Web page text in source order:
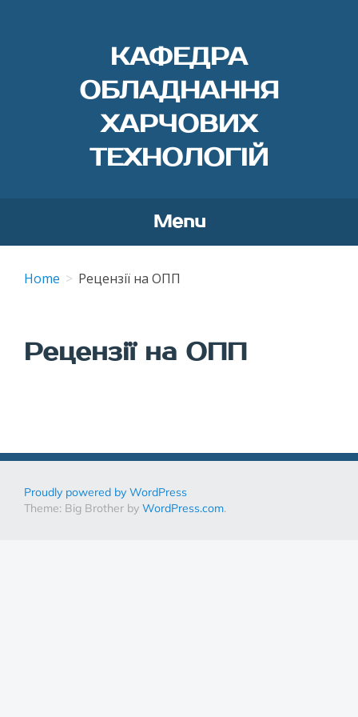
КАФЕДРА
ОБЛАДНАННЯ
ХАРЧОВИХ
ТЕХНОЛОГІЙ
Menu
content
Home Рецензії на ОПП
Рецензії на ОПП
Proudly powered by WordPress
Theme: Big Brother by WordPress.com.